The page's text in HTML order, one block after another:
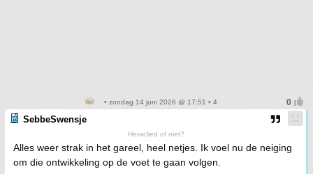
• zondag 14 juni 2026 @ 17:51 • 4
SebbeSwensje
Heraclied of niet?
Alles weer strak in het gareel, heel netjes. Ik voel nu de neiging
om die ontwikkeling op de voet te gaan volgen.